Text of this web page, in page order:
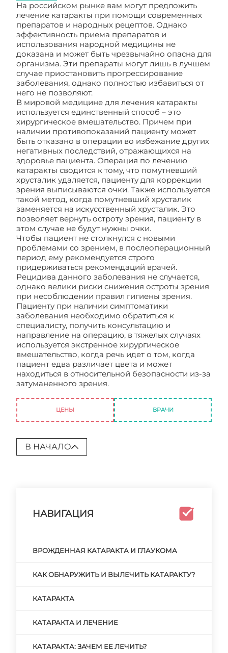
На российском рынке вам могут предложить
лечение катаракты при помощи современных
препаратов и народных рецептов. Однако
эффективность приема препаратов и
использования народной медицины не
доказана и может быть чрезвычайно опасна для
организма. Эти препараты могут лишь в лучшем
случае приостановить прогрессирование
заболевания, однако полностью избавиться от
него не позволяют.
В мировой медицине для лечения катаракты
используется единственный способ – это
хирургическое вмешательство. Причем при
наличии противопоказаний пациенту может
быть отказано в операции во избежание других
негативных последствий, отражающихся на
здоровье пациента. Операция по лечению
катаракты сводится к тому, что помутневший
хрусталик удаляется, пациенту для коррекции
зрения выписываются очки. Также используется
такой метод, когда помутневший хрусталик
заменяется на искусственный хрусталик. Это
позволяет вернуть остроту зрения, пациенту в
этом случае не будут нужны очки.
Чтобы пациент не столкнулся с новыми
проблемами со зрением, в послеоперационный
период ему рекомендуется строго
придерживаться рекомендаций врачей.
Рецидива данного заболевания не случается,
однако велики риски снижения остроты зрения
при несоблюдении правил гигиены зрения.
Пациенту при наличии симптоматики
заболевания необходимо обратиться к
специалисту, получить консультацию и
направление на операцию, в тяжелых случаях
используется экстренное хирургическое
вмешательство, когда речь идет о том, когда
пациент едва различает цвета и может
находиться в относительной безопасности из-за
затуманенного зрения.
ЦЕНЫ ВРАЧИ
В НАЧАЛО
НАВИГАЦИЯ
ВРОЖДЕННАЯ КАТАРАКТА И ГЛАУКОМА
КАК ОБНАРУЖИТЬ И ВЫЛЕЧИТЬ КАТАРАКТУ?
КАТАРАКТА
КАТАРАКТА И ЛЕЧЕНИЕ
КАТАРАКТА: ЗАЧЕМ ЕЕ ЛЕЧИТЬ?